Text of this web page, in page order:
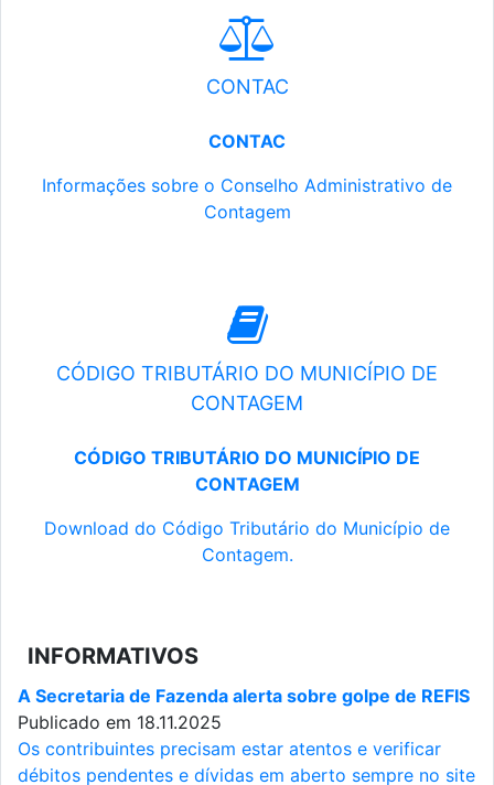
CONTAC
CONTAC
Informações sobre o Conselho Administrativo de
Contagem
CÓDIGO TRIBUTÁRIO DO MUNICÍPIO DE
CONTAGEM
CÓDIGO TRIBUTÁRIO DO MUNICÍPIO DE
CONTAGEM
Download do Código Tributário do Município de
Contagem.
INFORMATIVOS
A Secretaria de Fazenda alerta sobre golpe de REFIS
Publicado em 18.11.2025
Os contribuintes precisam estar atentos e verificar
débitos pendentes e dívidas em aberto sempre no site